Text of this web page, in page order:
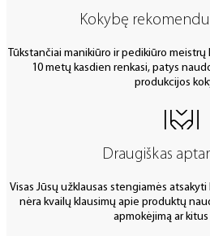
Kokybę
Tūkstančiai manikiūro ir pedikiūro
10 metų kasdien renkasi, patys
produkcijos
Draugiškas
Visas Jūsų užklausas stengiamės
nėra kvailų klausimų apie produktų
apmokėjimą ar kitus